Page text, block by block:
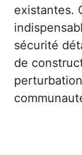
existantes.
sécurité
de